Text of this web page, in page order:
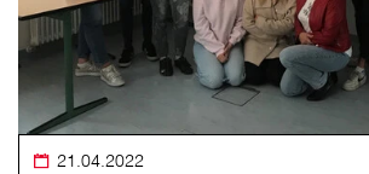
21.04.2022